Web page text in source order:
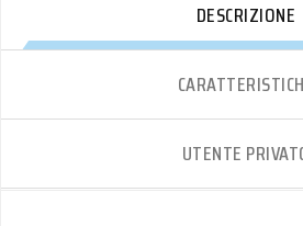
DESCRIZIONE
UTENTE